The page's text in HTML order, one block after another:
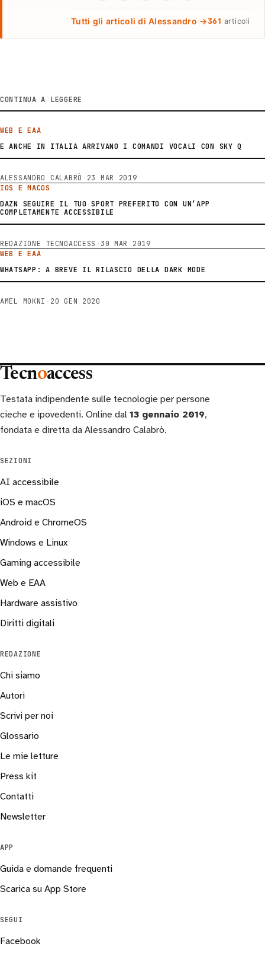
Tutti gli articoli di Alessandro →361 articoli
CONTINUA A LEGGERE
WEB E EAA
E ANCHE IN ITALIA ARRIVANO I COMANDI VOCALI CON SKY Q
ALESSANDRO CALABRÒ · 23 MAR 2019
IOS E MACOS
DAZN SEGUIRE IL TUO SPORT PREFERITO CON UN’APP
COMPLETAMENTE ACCESSIBILE
REDAZIONE TECNOACCESS · 30 MAR 2019
WEB E EAA
WHATSAPP: A BREVE IL RILASCIO DELLA DARK MODE
AMEL MOKNI · 20 GEN 2020
Tecnoaccess
Testata indipendente sulle tecnologie per persone
cieche e ipovedenti. Online dal 13 gennaio 2019,
fondata e diretta da Alessandro Calabrò.
SEZIONI
AI accessibile
iOS e macOS
Android e ChromeOS
Windows e Linux
Gaming accessibile
Web e EAA
Hardware assistivo
Diritti digitali
REDAZIONE
Chi siamo
Autori
Scrivi per noi
Glossario
Le mie letture
Press kit
Contatti
Newsletter
APP
Guida e domande frequenti
Scarica su App Store
SEGUI
Facebook